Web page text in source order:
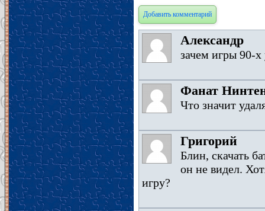
Добавить комментарий
Александр
зачем игры 90-х
Фанат
Что значит
Григорий
Блин, скачать
он не видел.
игру?